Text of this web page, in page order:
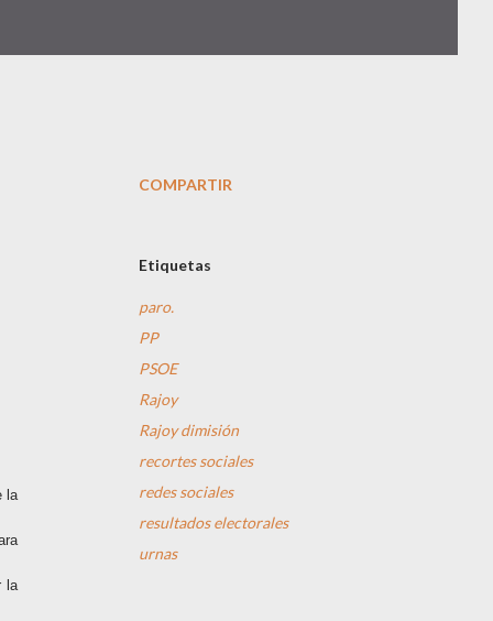
la
la
COMPARTIR
Etiquetas
paro.
PP
PSOE
Rajoy
Rajoy dimisión
recortes sociales
redes sociales
resultados electorales
urnas